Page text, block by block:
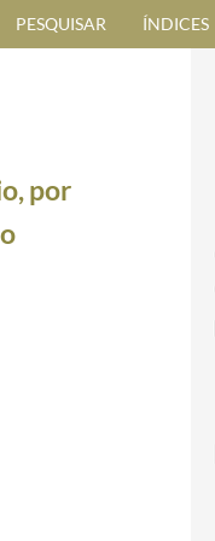
PESQUISAR ÍNDICES
17 de Janeiro de 2000
por